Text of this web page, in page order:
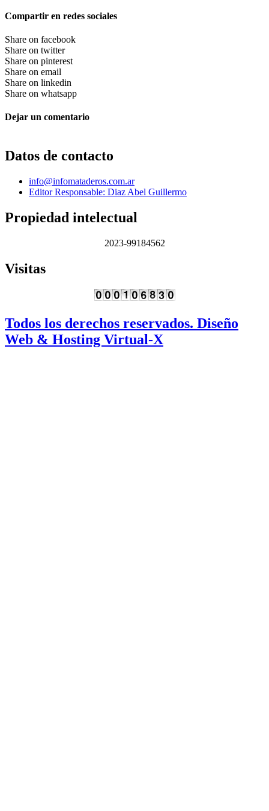
Compartir en redes sociales
Share on facebook
Share on twitter
Share on pinterest
Share on email
Share on linkedin
Share on whatsapp
Dejar un comentario
Datos de contacto
info@infomataderos.com.ar
Editor Responsable: Diaz Abel Guillermo
Propiedad intelectual
2023-99184562
Visitas
Todos los derechos reservados. Diseño
Web & Hosting Virtual-X